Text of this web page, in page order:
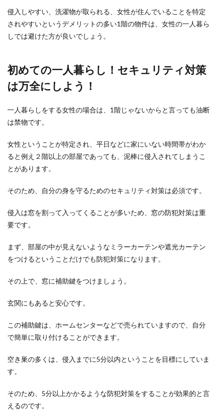
侵入しやすい、洗濯物が取られる、女性が住んでいることを特定
されやすいというデメリットの多い1階の物件は、女性の一人暮ら
しでは避けた方が良いでしょう。
初めての一人暮らし！セキュリティ対策
は万全にしよう！
一人暮らしをする女性の場合は、1階じゃないからと言っても油断
は禁物です。
女性ということが特定され、平日などに家にいない時間帯がわか
ると例え２階以上の部屋であっても、泥棒に侵入されてしまうこ
とがあります。
そのため、自分の身を守るためのセキュリティ対策は必須です。
侵入は窓を割って入ってくることが多いため、窓の防犯対策は重
要です。
まず、部屋の中が見えないようなミラーカーテンや遮光カーテン
をつけるということだけでも防犯対策になります。
その上で、窓に補助鍵をつけましょう。
玄関にもあると安心です。
この補助鍵は、ホームセンターなどで売られていますので、自分
で簡単に取り付けることができます。
空き巣の多くは、侵入までに5分以内ということを目標にしていま
す。
そのため、5分以上かかるような防犯対策をすることが効果的と言
えるのです。